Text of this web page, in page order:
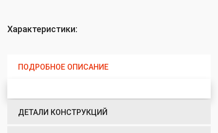
Характеристики:
ПОДРОБНОЕ ОПИСАНИЕ
ДЕТАЛИ КОНСТРУКЦИЙ